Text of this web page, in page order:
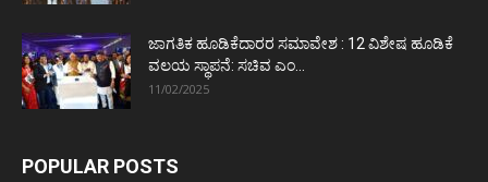
ಜಾಗತಿಕ ಹೂಡಿಕೆದಾರರ ಸಮಾವೇಶ : 12 ವಿಶೇಷ ಹೂಡಿಕೆ
ವಲಯ ಸ್ಥಾಪನೆ: ಸಚಿವ ಎಂ...
11/02/2025
POPULAR POSTS